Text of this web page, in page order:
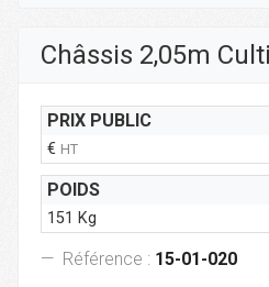
Châssis 2,05m
PRIX PUBLIC
€ HT
POIDS
151 Kg
Référence : 15-01-020